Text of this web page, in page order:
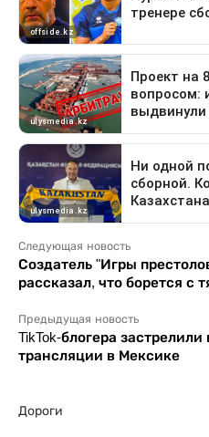
Следующая новость
Создатель "Игры
рассказал, что борется с
Предыдущая новость
TikTok-блогера
трансляции в Мексике
Дороги